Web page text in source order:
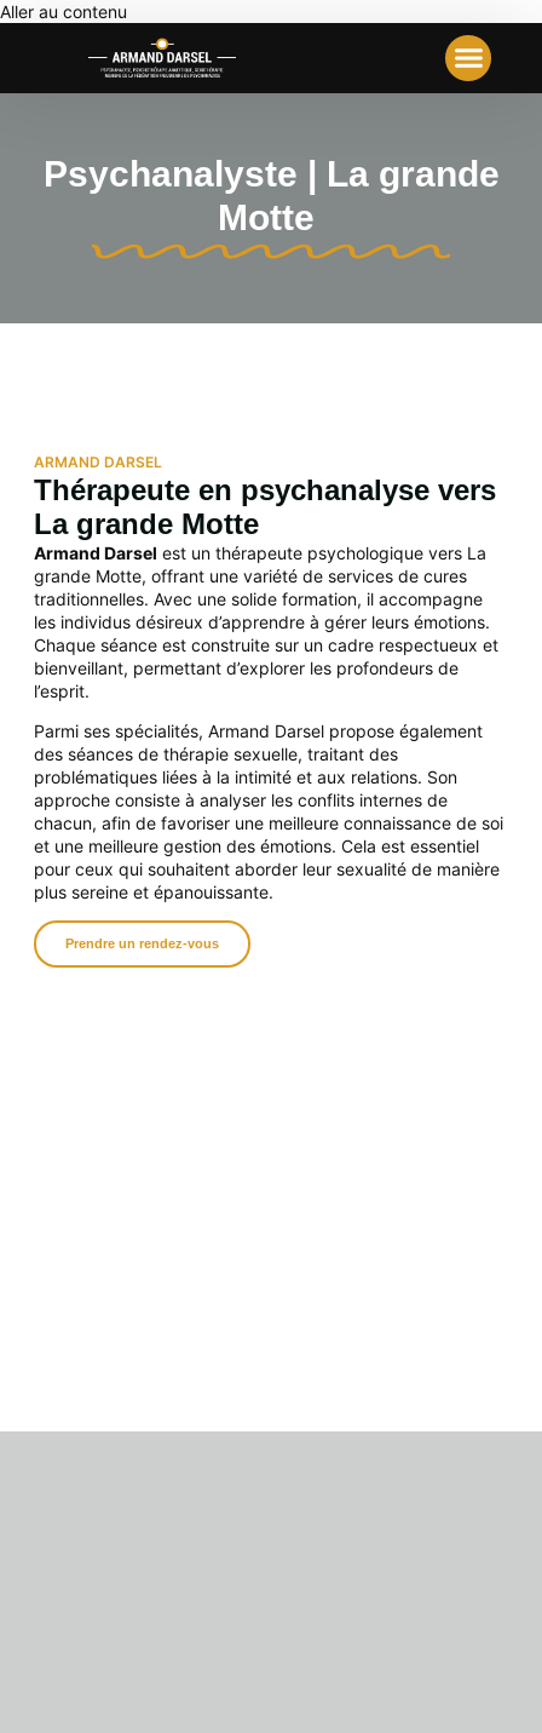
Aller au contenu
Psychanalyste | La grande
Motte
ARMAND DARSEL
Thérapeute en psychanalyse vers
La grande Motte
Armand Darsel est un thérapeute psychologique vers La
grande Motte, offrant une variété de services de cures
traditionnelles. Avec une solide formation, il accompagne
les individus désireux d’apprendre à gérer leurs émotions.
Chaque séance est construite sur un cadre respectueux et
bienveillant, permettant d’explorer les profondeurs de
l’esprit.
Parmi ses spécialités, Armand Darsel propose également
des séances de thérapie sexuelle, traitant des
problématiques liées à la intimité et aux relations. Son
approche consiste à analyser les conflits internes de
chacun, afin de favoriser une meilleure connaissance de soi
et une meilleure gestion des émotions. Cela est essentiel
pour ceux qui souhaitent aborder leur sexualité de manière
plus sereine et épanouissante.
Prendre un rendez-vous